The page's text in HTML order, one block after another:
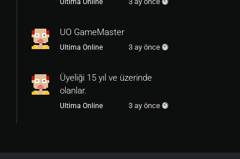
Ultima Online
UO GameMaster
Ultima Online 3 ay önce
Üyeliği 15 yıl ve üzerinde
olanlar.
Ultima Online 3 ay önce